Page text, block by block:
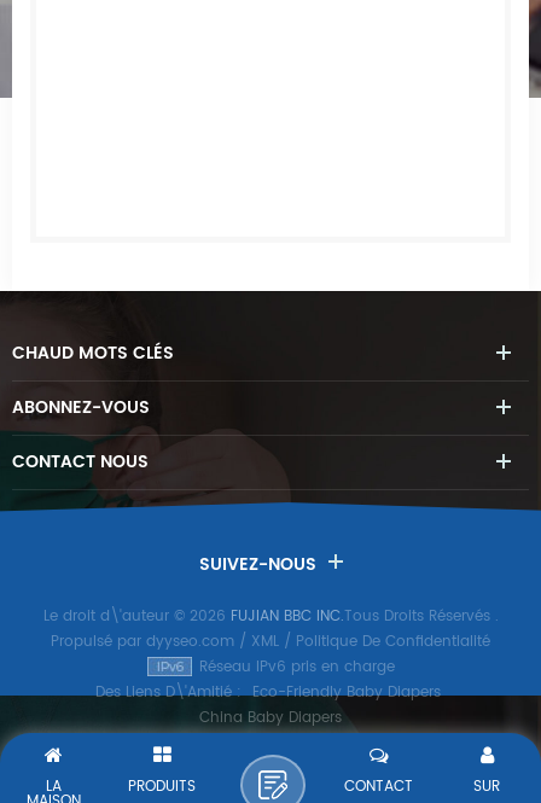
CHAUD MOTS CLÉS
ABONNEZ-VOUS
CONTACT NOUS
SUIVEZ-NOUS
Le droit d\'auteur © 2026 FUJIAN BBC INC.Tous Droits Réservés .
Propulsé par dyyseo.com / XML / Politique De Confidentialité
Réseau IPv6 pris en charge
Des Liens D\'Amitié : Eco-Friendly Baby Diapers
China Baby Diapers
LA PRODUITS SUR
CONTACT